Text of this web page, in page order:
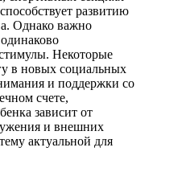
развитию
Однако важно
Некоторые
в новых социальных
и поддержки со
счете,
зависит от
и внешних
актуальной для